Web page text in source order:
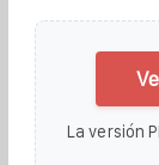
La versión